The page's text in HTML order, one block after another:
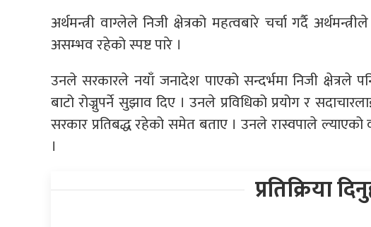
अर्थमन्त्री वाग्लेले निजी क्षेत्रको महत्वबारे चर्चा गर्दै
असम्भव रहेको स्पष्ट पारे ।
उनले सरकारले नयाँ जनादेश पाएको सन्दर्भमा निजी क्षेत्रले
बाटो रोज्नुपर्ने सुझाव दिए । उनले प्रविधिको प्रयोग र
सरकार प्रतिबद्ध रहेको समेत बताए । उनले रास्वपाले
।
प्रतिक्रिया